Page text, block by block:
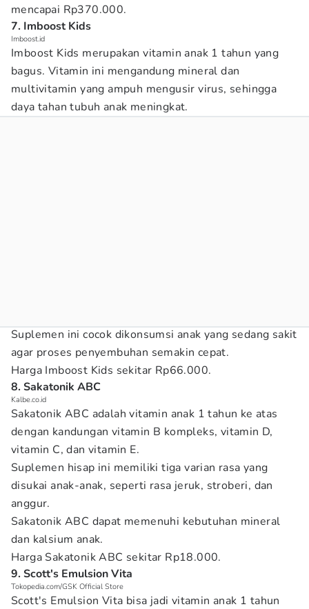
mencapai Rp370.000.
7. Imboost Kids
Imboost.id
Imboost Kids merupakan vitamin anak 1 tahun yang
bagus. Vitamin ini mengandung mineral dan
multivitamin yang ampuh mengusir virus, sehingga
daya tahan tubuh anak meningkat.
Suplemen ini cocok dikonsumsi anak yang sedang sakit
agar proses penyembuhan semakin cepat.
Harga Imboost Kids sekitar Rp66.000.
8. Sakatonik ABC
Kalbe.co.id
Sakatonik ABC adalah vitamin anak 1 tahun ke atas
dengan kandungan vitamin B kompleks, vitamin D,
vitamin C, dan vitamin E.
Suplemen hisap ini memiliki tiga varian rasa yang
disukai anak-anak, seperti rasa jeruk, stroberi, dan
anggur.
Sakatonik ABC dapat memenuhi kebutuhan mineral
dan kalsium anak.
Harga Sakatonik ABC sekitar Rp18.000.
9. Scott's Emulsion Vita
Tokopedia.com/GSK Official Store
Scott's Emulsion Vita bisa jadi vitamin anak 1 tahun